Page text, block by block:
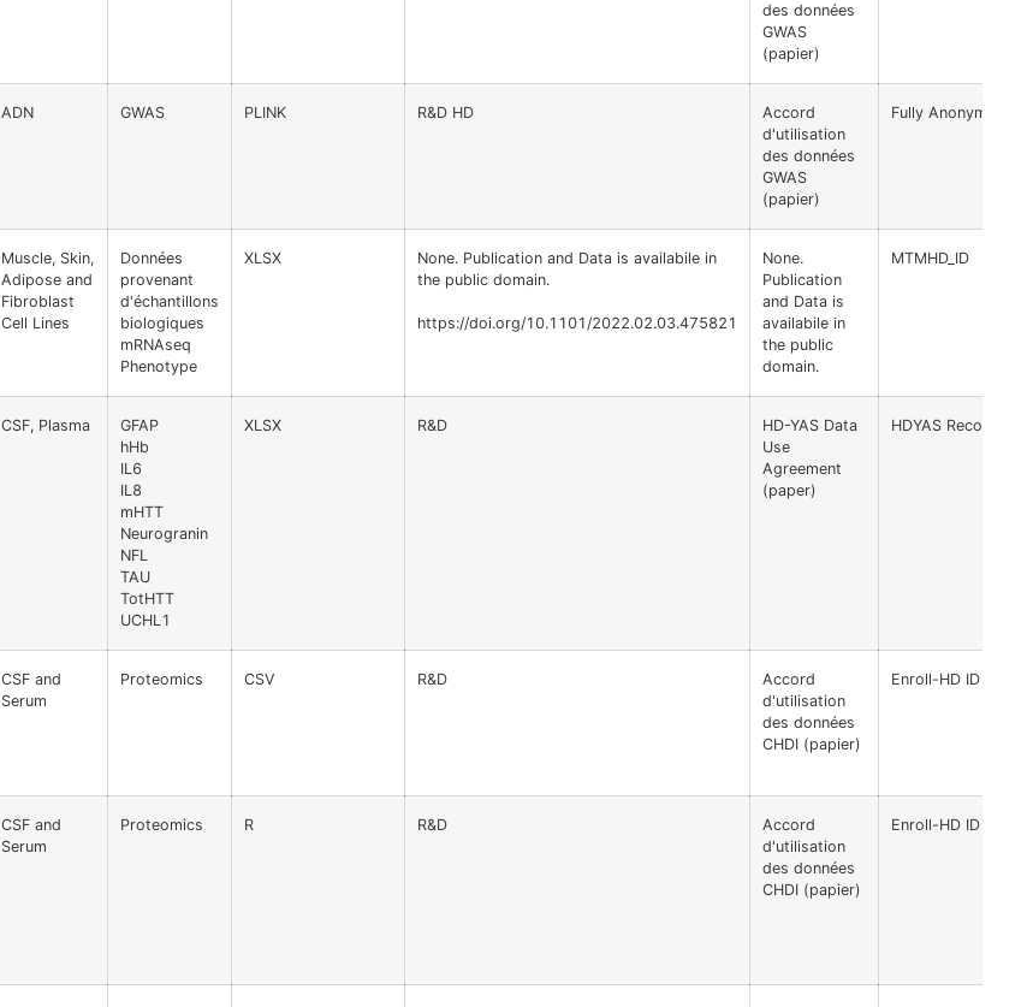
des données
GWAS
(papier)
ADN GWAS PLINK R&D HD
Accord
d'utilisation
des données
GWAS
(papier)
Fully Anonymized
Muscle, Skin,
Adipose and
Fibroblast
Cell Lines
Données
provenant
d'échantillons
biologiques
mRNAseq
Phenotype
XLSX
None. Publication and Data is availabile in
the public domain.
https://doi.org/10.1101/2022.02.03.475821
None.
Publication
and Data is
availabile in
the public
domain.
MTMHD_ID
CSF, Plasma
GFAP
hHb
IL6
IL8
mHTT
Neurogranin
NFL
TAU
TotHTT
UCHL1
XLSX R&D
HD-YAS Data
Use
Agreement
(paper)
HDYAS Recoded ID
CSF and
Serum
Proteomics CSV R&D
Accord
d'utilisation
des données
CHDI (papier)
Enroll-HD ID
CSF and
Serum
Proteomics R R&D
Accord
d'utilisation
des données
CHDI (papier)
Enroll-HD ID